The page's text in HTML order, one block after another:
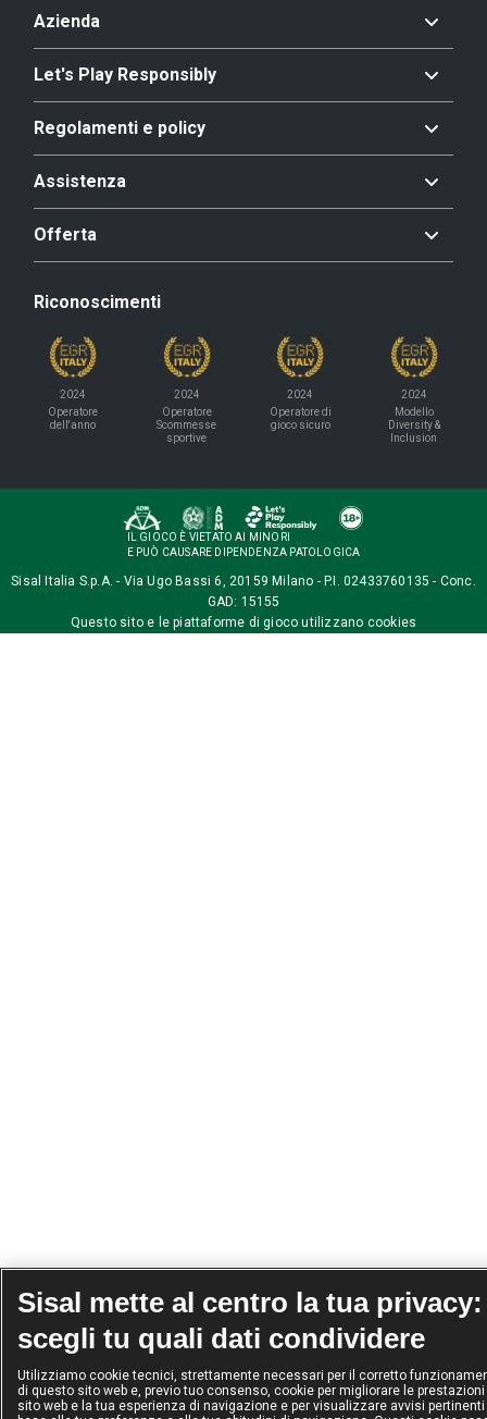
Azienda
Let's Play Responsibly
Regolamenti e policy
Assistenza
Offerta
Riconoscimenti
2024
Operatore
dell'anno
2024
Operatore
Scommesse
sportive
2024
Operatore di
gioco sicuro
2024
Modello
Diversity &
Inclusion
IL GIOCO È VIETATO AI MINORI
E PUÒ CAUSARE DIPENDENZA PATOLOGICA
Sisal Italia S.p.A. - Via Ugo Bassi 6, 20159 Milano - P.I. 02433760135 - Conc.
GAD: 15155
Questo sito e le piattaforme di gioco utilizzano cookies
Sisal mette al centro la tua privacy:
scegli tu quali dati condividere
Utilizziamo cookie tecnici, strettamente necessari per il corretto
di questo sito web e, previo tuo consenso, cookie per migliorare le
sito web e la tua esperienza di navigazione e per visualizzare avvisi pertinenti